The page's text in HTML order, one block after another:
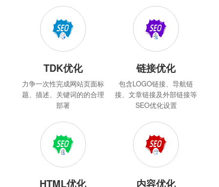
TDK优化
力争一次性完成网站页面标
题、描述、关键词的的合理
部署
链接优化
包含LOGO链接、导航链
接、文章链接及外部链接等
SEO优化设置
HTML优化 内容优化